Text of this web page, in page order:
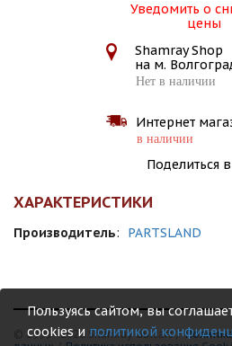
Уведомить о
цены
Shamray Shop
на м.
Нет в наличии
Интернет
в наличии
Поделиться
ХАРАКТЕРИСТИКИ
Производитель: PARTSLAND
© 1999 - 2026 Shamray Guitars /
Пользуясь сайтом, вы
cookies и политикой